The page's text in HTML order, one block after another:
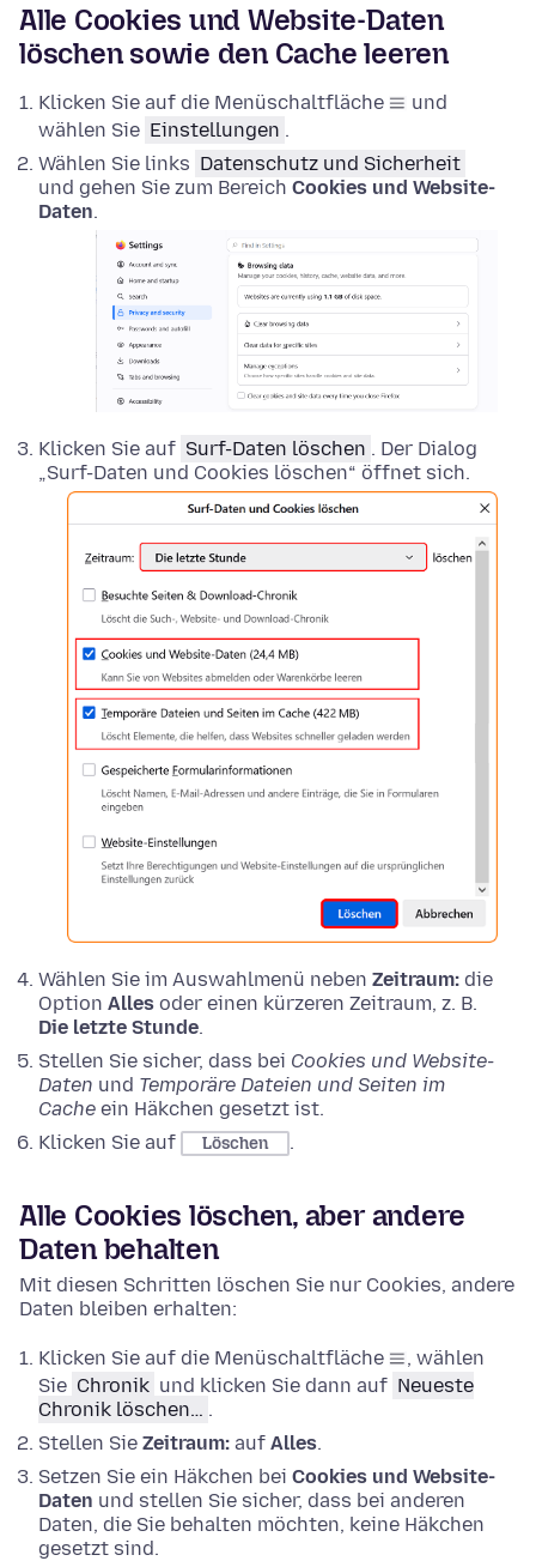
Alle Cookies und Website-Daten
löschen sowie den Cache leeren
Klicken Sie auf die Menüschaltfläche
und
wählen Sie Einstellungen .
Wählen Sie links Datenschutz und Sicherheit
und gehen Sie zum Bereich Cookies und Website-
Daten.
Klicken Sie auf Surf-Daten löschen . Der Dialog
„Surf-Daten und Cookies löschen“ öffnet sich.
Wählen Sie im Auswahlmenü neben Zeitraum: die
Option Alles oder einen kürzeren Zeitraum, z. B.
Die letzte Stunde.
Stellen Sie sicher, dass bei Cookies und Website-
Daten und Temporäre Dateien und Seiten im
Cache ein Häkchen gesetzt ist.
Klicken Sie auf
Löschen .
Alle Cookies löschen, aber andere
Daten behalten
Mit diesen Schritten löschen Sie nur Cookies, andere
Daten bleiben erhalten:
Klicken Sie auf die Menüschaltfläche
, wählen
Sie Chronik und klicken Sie dann auf Neueste
Chronik löschen… .
Stellen Sie Zeitraum: auf Alles.
Setzen Sie ein Häkchen bei Cookies und Website-
Daten und stellen Sie sicher, dass bei anderen
Daten, die Sie behalten möchten, keine Häkchen
gesetzt sind.